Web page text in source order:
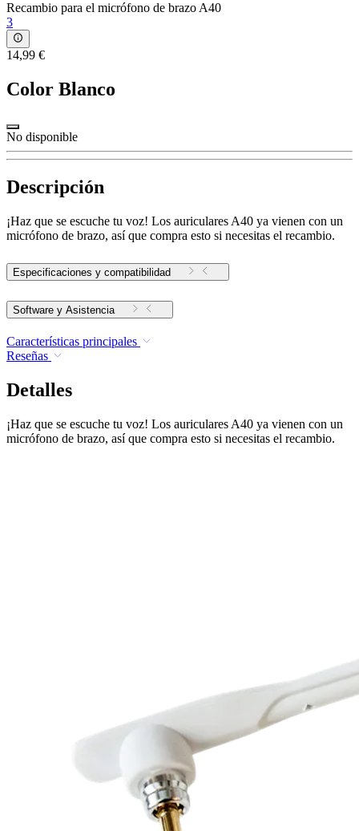
Recambio para el micrófono de brazo A40
3
14,99 €
Color Blanco
No disponible
Descripción
¡Haz que se escuche tu voz! Los auriculares A40 ya vienen con un
micrófono de brazo, así que compra esto si necesitas el recambio.
Especificaciones y compatibilidad
Software y Asistencia
Características principales
Reseñas
Detalles
¡Haz que se escuche tu voz! Los auriculares A40 ya vienen con un
micrófono de brazo, así que compra esto si necesitas el recambio.